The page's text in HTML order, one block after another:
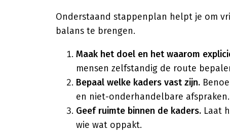
Onderstaand stappenplan helpt je om
balans te brengen.
Maak het doel en het waarom
mensen zelfstandig de route
Bepaal welke kaders vast zijn.
en niet-onderhandelbare afspraken.
Geef ruimte binnen de kaders. Laat
wie wat oppakt.